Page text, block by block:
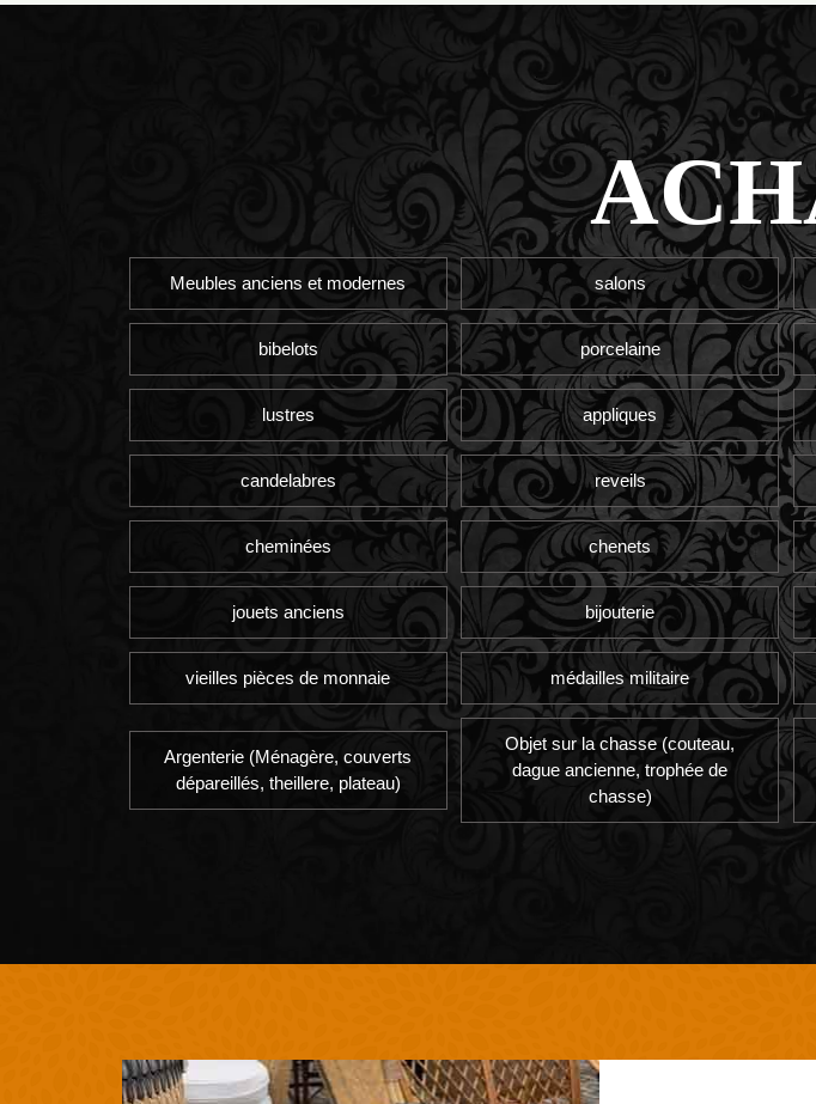
Meubles anciens et modernes salons
bibelots porcelaine
lustres appliques
candelabres reveils
cheminées chenets
jouets anciens bijouterie
vieilles pièces de monnaie médailles militaire
Argenterie (Ménagère, couverts
dépareillés, theillere, plateau)
Objet sur la chasse (couteau,
dague ancienne, trophée de
chasse)